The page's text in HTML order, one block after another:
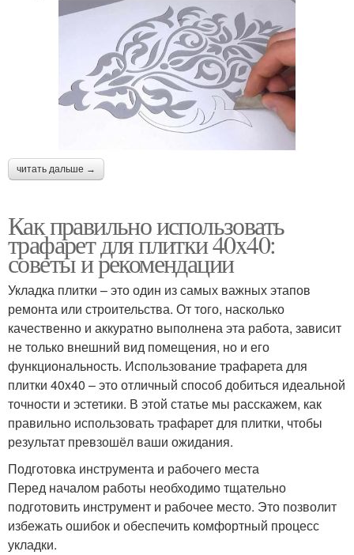
читать дальше →
Как правильно использовать
трафарет для плитки 40x40:
советы и рекомендации
Укладка плитки – это один из самых важных этапов
ремонта или строительства. От того, насколько
качественно и аккуратно выполнена эта работа, зависит
не только внешний вид помещения, но и его
функциональность. Использование трафарета для
плитки 40x40 – это отличный способ добиться идеальной
точности и эстетики. В этой статье мы расскажем, как
правильно использовать трафарет для плитки, чтобы
результат превзошёл ваши ожидания.
Подготовка инструмента и рабочего места
Перед началом работы необходимо тщательно
подготовить инструмент и рабочее место. Это позволит
избежать ошибок и обеспечить комфортный процесс
укладки.